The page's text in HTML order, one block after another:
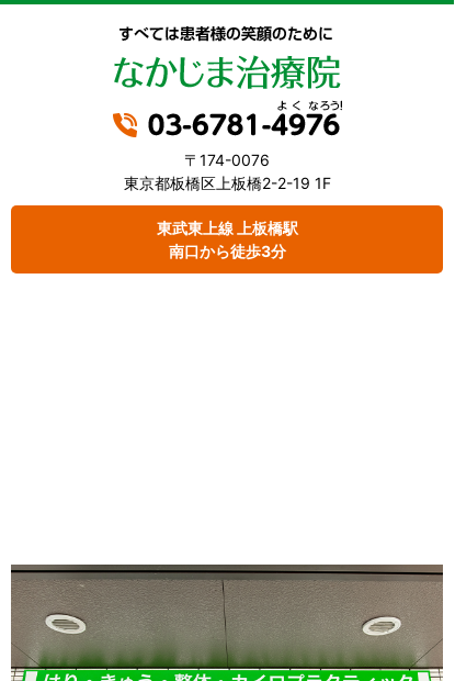
〒174-0076
東京都板橋区上板橋2-2-19 1F
東武東上線 上板橋駅
南口から徒歩3分